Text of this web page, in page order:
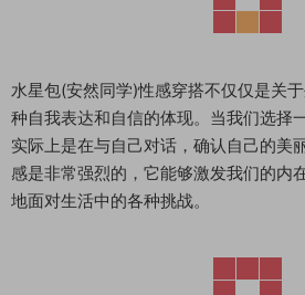
水星包(安然同学)性感穿搭不仅仅是关
种自我表达和自信的体现。当我们选择
实际上是在与自己对话，确认自己的美
感是非常强烈的，它能够激发我们的内
地面对生活中的各种挑战。